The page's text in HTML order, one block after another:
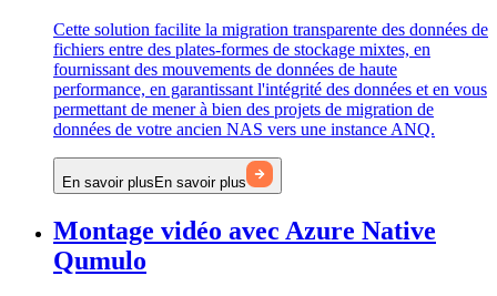
Cette solution facilite la migration transparente des données de
fichiers entre des plates-formes de stockage mixtes, en
fournissant des mouvements de données de haute
performance, en garantissant l'intégrité des données et en vous
permettant de mener à bien des projets de migration de
données de votre ancien NAS vers une instance ANQ.
En savoir plus En savoir plus
Montage vidéo avec Azure Native
Qumulo